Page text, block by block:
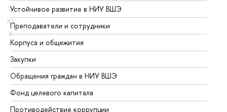
Э
Ю
Я
Устойчивое развитие в НИУ ВШЭ
Преподаватели и сотрудники
Корпуса и общежития
Закупки
Обращения граждан в НИУ ВШЭ
Фонд целевого капитала
Противодействие коррупции